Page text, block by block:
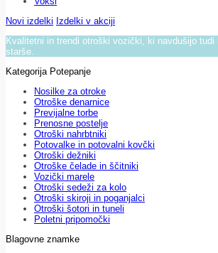
Novi izdelki Izdelki v akciji
Kvalitetni in trendi otroški vozički, ki navdušijo tudi
starše.
Kategorija Potepanje
Nosilke za otroke
Otroške denarnice
Previjalne torbe
Prenosne postelje
Otroški nahrbtniki
Potovalke in potovalni kovčki
Otroški dežniki
Otroške čelade in ščitniki
Vozički marele
Otroški sedeži za kolo
Otroški skiroji in poganjalci
Otroški šotori in tuneli
Poletni pripomočki
Blagovne znamke